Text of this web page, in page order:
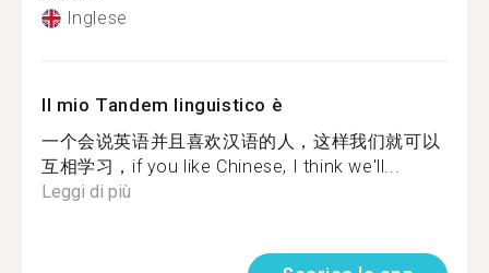
Inglese
Il mio Tandem linguistico è
一个会说英语并且喜欢汉语的人，这样我们就可以
互相学习，if you like Chinese, I think we'll...
Leggi di più